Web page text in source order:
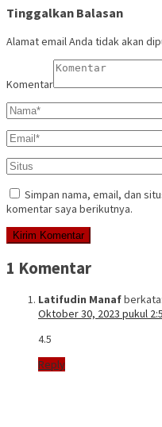
Tinggalkan Balasan
Alamat email Anda tidak akan
Komentar
Simpan nama, email, dan
komentar saya berikutnya.
1 Komentar
Latifudin Manafberkata:
Oktober 30, 2023 pukul
4.5
Reply